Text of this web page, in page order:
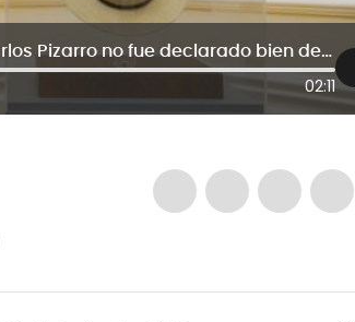
MinCultura aclara que sombrero de Carlos Pizarro no fue declarado bien de interés cultural
02:11